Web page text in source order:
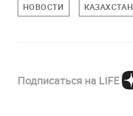
НОВОСТИ КАЗАХСТАН
Подписаться на LIFE